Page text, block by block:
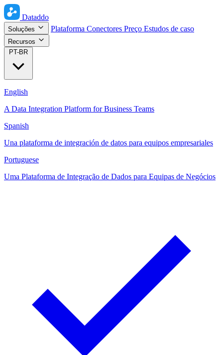
Dataddo
Soluções Plataforma Conectores Preço Estudos de caso
Recursos
PT-BR
English
A Data Integration Platform for Business Teams
Spanish
Una plataforma de integración de datos para equipos empresariales
Portuguese
Uma Plataforma de Integração de Dados para Equipas de Negócios